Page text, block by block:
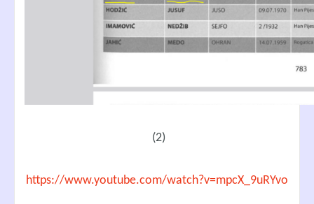
(2)
https://www.youtube.com/watch?v=mpcX_9uRYvo